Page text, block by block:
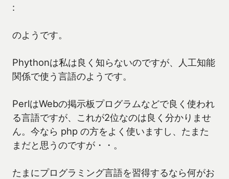
:
のようです。
Phythonは私は良く知らないのですが、人工知能
関係で使う言語のようです。
PerlはWebの掲示板プログラムなどで良く使われ
る言語ですが、これが2位なのは良く分かりませ
ん。今なら php の方をよく使いますし、たまた
まだと思うのですが・・。
たまにプログラミング言語を習得するなら何がお